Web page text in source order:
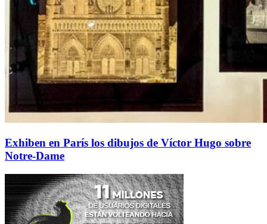
Exhiben en París los dibujos de Víctor Hugo sobre
Notre-Dame